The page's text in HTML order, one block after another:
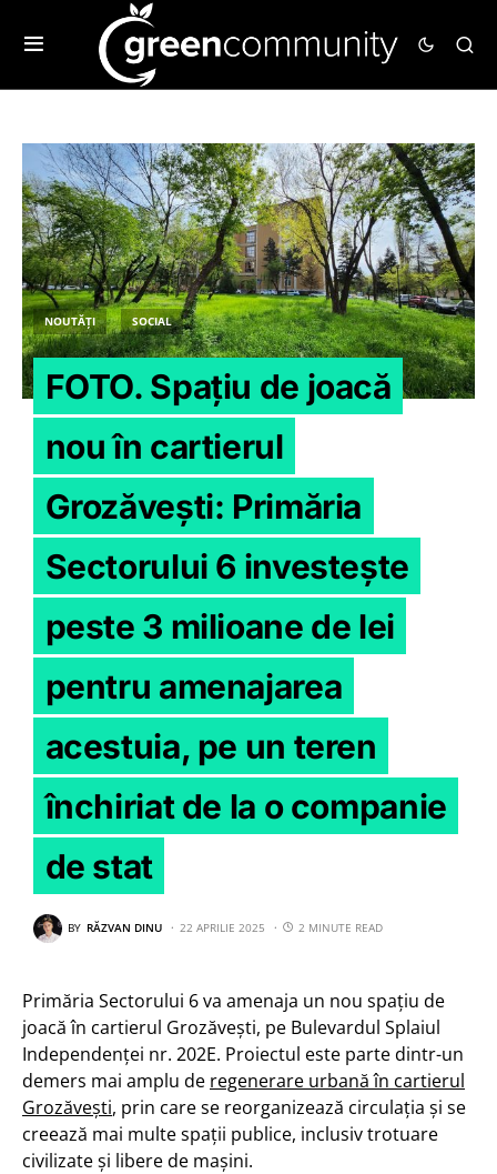
NOUTĂȚI SOCIAL
FOTO. Spațiu de joacă
nou în cartierul
Grozăvești: Primăria
Sectorului 6 investește
peste 3 milioane de lei
pentru amenajarea
acestuia, pe un teren
închiriat de la o companie
de stat
BY RĂZVAN DINU 22 APRILIE 2025 2 MINUTE READ
Primăria Sectorului 6 va amenaja un nou spațiu de
joacă în cartierul Grozăvești, pe Bulevardul Splaiul
Independenței nr. 202E. Proiectul este parte dintr-un
demers mai amplu de regenerare urbană în cartierul
Grozăvești, prin care se reorganizează circulația și se
creează mai multe spații publice, inclusiv trotuare
civilizate și libere de mașini.